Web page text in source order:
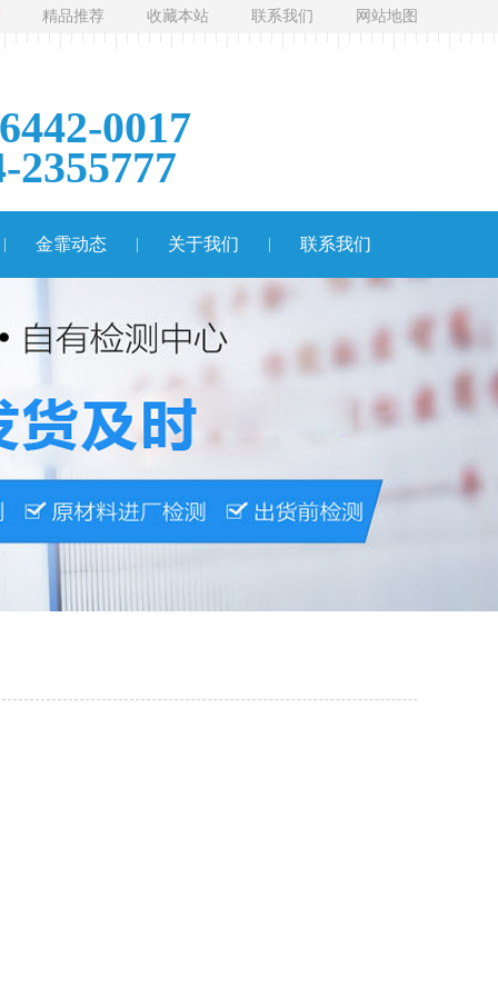
精品推荐 收藏本站 联系我们 网站地图
0017
2355777
金霏动态 关于我们 联系我们